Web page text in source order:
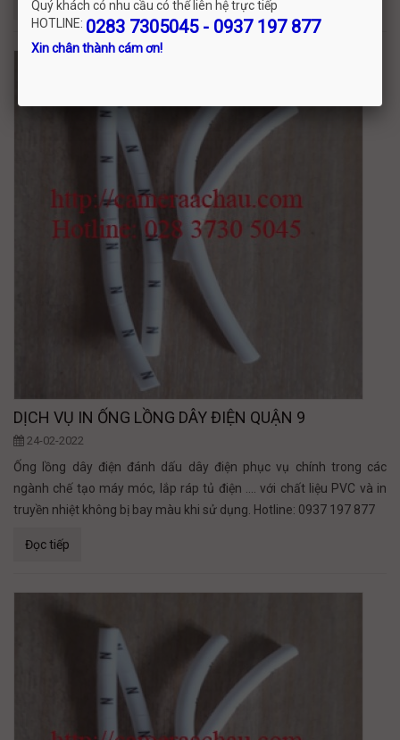
DỊCH VỤ IN ỐNG LỒNG DÂY ĐIỆN QUẬN 9
24-02-2022
Ống lồng dây điện đánh dấu dây điện phục vụ chính trong các
ngành chế tạo máy móc, lắp ráp tủ điện .... với chất liệu PVC và in
truyền nhiệt không bị bay màu khi sử dụng. Hotline: 0937 197 877
Đọc tiếp
Quý khách có nhu cầu có thể liên hệ trực tiếp
HOTLINE: 0283 7305045 - 0937 197 877
Xin chân thành cám ơn!